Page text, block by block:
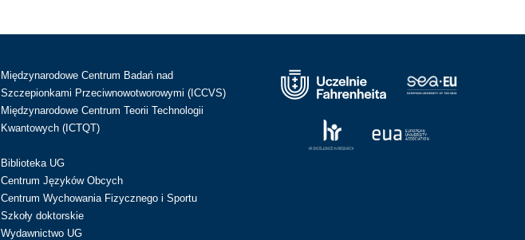
Międzynarodowe Centrum Badań nad
Szczepionkami Przeciwnowotworowymi (ICCVS)
Międzynarodowe Centrum Teorii Technologii
Kwantowych (ICTQT)
Biblioteka UG
Centrum Języków Obcych
Centrum Wychowania Fizycznego i Sportu
Szkoły doktorskie
Wydawnictwo UG